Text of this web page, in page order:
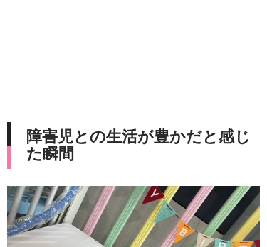
障害児との生活が豊かだと感じ
た瞬間